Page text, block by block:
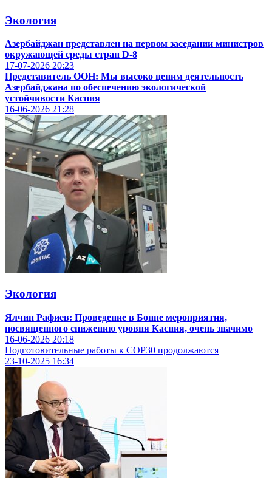
Экология
Азербайджан представлен на первом заседании министров
окружающей среды стран D-8
17-07-2026 20:23
Представитель ООН: Мы высоко ценим деятельность
Азербайджана по обеспечению экологической
устойчивости Каспия
16-06-2026 21:28
Экология
Ялчин Рафиев: Проведение в Бонне мероприятия,
посвященного снижению уровня Каспия, очень значимо
16-06-2026 20:18
Подготовительные работы к COP30 продолжаются
23-10-2025 16:34